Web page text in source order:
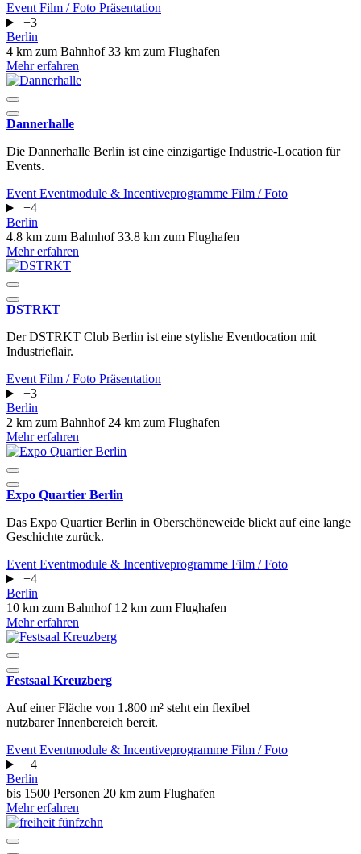
Event Film / Foto Präsentation
+3
Berlin
4 km zum Bahnhof33 km zum Flughafen
Mehr erfahren
Dannerhalle
Die Dannerhalle Berlin ist eine einzigartige Industrie-Location für
Events.
Event Eventmodule & Incentiveprogramme Film / Foto
+4
Berlin
4.8 km zum Bahnhof33.8 km zum Flughafen
Mehr erfahren
DSTRKT
Der DSTRKT Club Berlin ist eine stylishe Eventlocation mit
Industrieflair.
Event Film / Foto Präsentation
+3
Berlin
2 km zum Bahnhof 24 km zum Flughafen
Mehr erfahren
Expo Quartier Berlin
Das Expo Quartier Berlin in Oberschöneweide blickt auf eine lange
Geschichte zurück.
Event Eventmodule & Incentiveprogramme Film / Foto
+4
Berlin
10 km zum Bahnhof 12 km zum Flughafen
Mehr erfahren
Festsaal Kreuzberg
Auf einer Fläche von 1.800 m² steht ein flexibel
nutzbarer Innenbereich bereit.
Event Eventmodule & Incentiveprogramme Film / Foto
+4
Berlin
bis 1500 Personen 20 km zum Flughafen
Mehr erfahren